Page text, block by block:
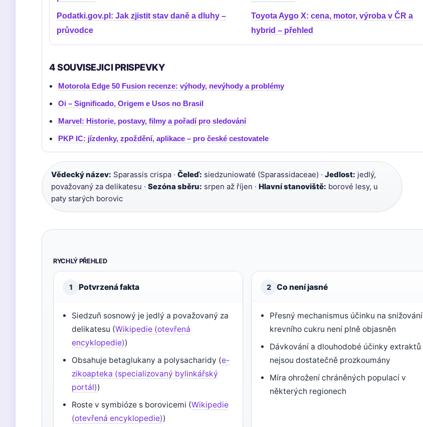
Podatki.gov.pl: Jak zjistit stav daně a dluhy –
průvodce
Toyota Aygo X: cena, motor, výroba v ČR a
hybrid – přehled
4 SOUVISEJICI PRISPEVKY
Motorola Edge 50 Fusion recenze: výhody, nevýhody a problémy
Oi – Significado, Origem e Usos no Brasil
Marvel: Historie, postavy, filmy a pořadí pro sledování
PKP IC: jízdenky, zpoždění, aplikace – pro české cestovatele
Vědecký název: Sparassis crispa · Čeleď: siedzuniowaté (Sparassidaceae) · Jedlost: jedlý,
považovaný za delikatesu · Sezóna sběru: srpen až říjen · Hlavní stanoviště: borové lesy, u
paty starých borovic
RYCHLÝ PŘEHLED
1 Potvrzená fakta
Siedzuň sosnowý je jedlý a považovaný za
delikatesu (Wikipedie (otevřená
encyklopedie))
Obsahuje betaglukany a polysacharidy (e-
zikoapteka (specializovaný bylinkářský
portál))
Roste v symbióze s borovicemi (Wikipedie
(otevřená encyklopedie))
2 Co není jasné
Přesný mechanismus účinku na snižování
krevního cukru není plně objasněn
Dávkování a dlouhodobé účinky extraktů
nejsou dostatečně prozkoumány
Míra ohrožení chráněných populací v
některých regionech